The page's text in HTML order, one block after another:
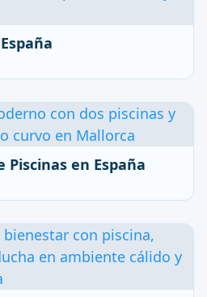
Piscinas en España